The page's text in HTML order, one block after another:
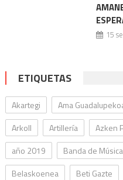
15
ETIQUETAS
Akartegi Ama
Arkoll
Artillería Azken
año 2019
Banda de Música
Belaskoenea
Beti Gazte